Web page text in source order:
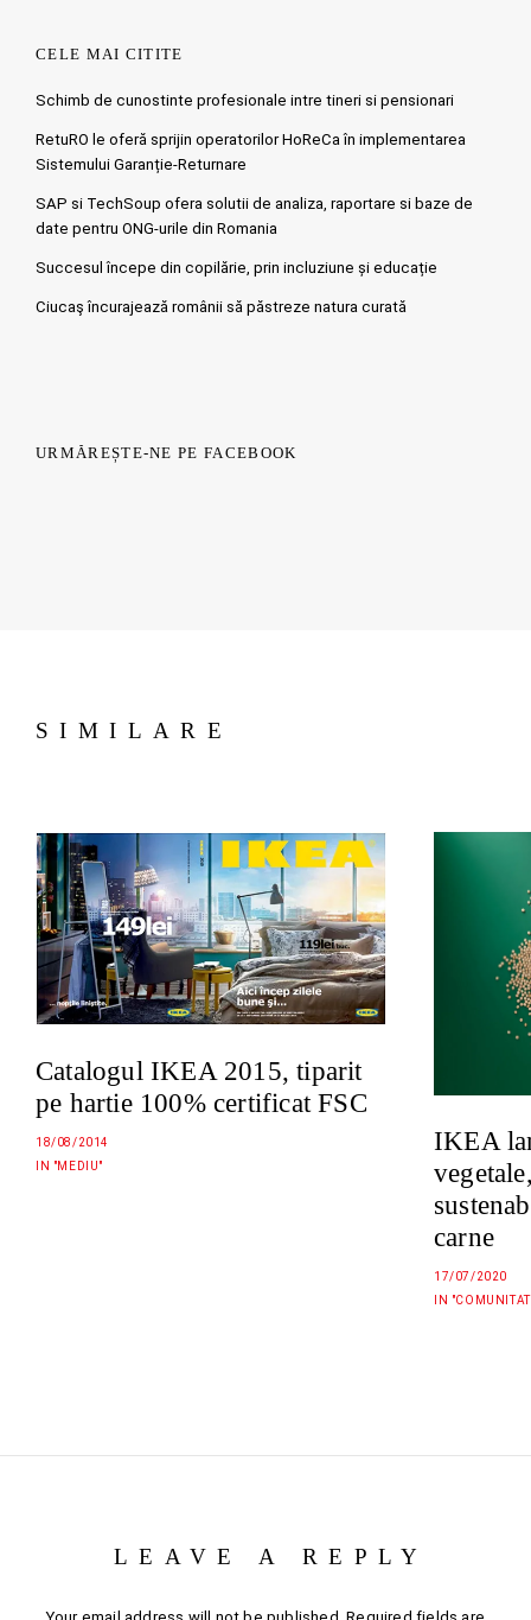
CELE MAI CITITE
Schimb de cunostinte profesionale intre tineri si pensionari
RetuRO le oferă sprijin operatorilor HoReCa în implementarea
Sistemului Garanție-Returnare
SAP si TechSoup ofera solutii de analiza, raportare si baze de
date pentru ONG-urile din Romania
Succesul începe din copilărie, prin incluziune și educație
Ciucaş încurajează românii să păstreze natura curată
URMĂREȘTE-NE PE FACEBOOK
SIMILARE
Catalogul IKEA 2015, tiparit
pe hartie 100% certificat FSC
18/08/2014
IN "MEDIU"
IKEA
carne
17/07/2020
IN
LEAVE A REPLY